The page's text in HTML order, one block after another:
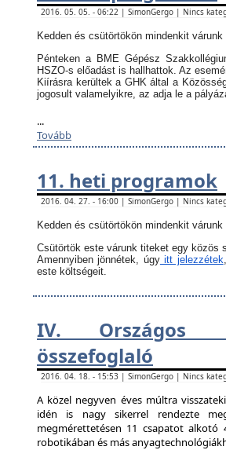
2016. 05. 05. - 06:22 | SimonGergo | Nincs
Kedden és csütörtökön mindenkit
Pénteken a BME Gépész
HSZO-s előadást is hallhattok. Az
Kiírásra kerültek a GHK által a
jogosult valamelyikre, az adja le a
...
Tovább
11. heti programok
2016. 04. 27. - 16:00 | SimonGergo | Nincs
Kedden és csütörtökön mindenkit
Csütörtök este várunk titeket egy közös
Amennyiben jönnétek, úgyitt jelezzétek
este költségeit.
IV. Országos
összefoglaló
2016. 04. 18. - 15:53 | SimonGergo | Nincs
A közel negyven éves múltra
idén is nagy sikerrel rendezte
megmérettetésen 11 csapatot alkotó
robotikában és más